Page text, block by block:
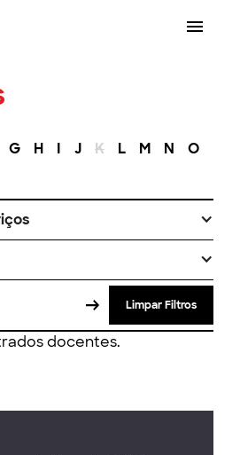
G H I J K L M N O
Limpar Filtros
docentes.